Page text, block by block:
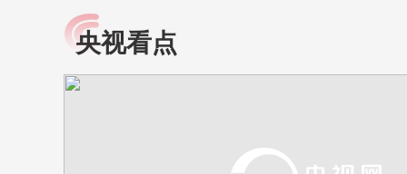
小央视频
央视网原创视频子品牌，
提高全民健康素养水
知识！
央视看点